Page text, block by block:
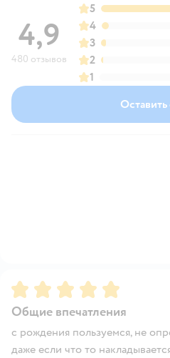
4,9
480 отзывов
5
4
3
2
1
Оставить
Рейтинг:5
Общие впечатления
с рождения пользуемся, не
даже если что то